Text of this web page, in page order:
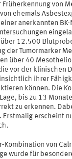
von
ehemals
anerkannten
12.500
der Tumormarker
über 40
vor der klinischen
ihrer
können. Die
bis zu 13
zu erkennen.
erscheint
Kombination von
wurde für